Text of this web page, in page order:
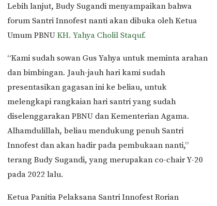
Lebih lanjut, Budy Sugandi menyampaikan bahwa
forum Santri Innofest nanti akan dibuka oleh Ketua
Umum PBNUKH. Yahya Cholil Staquf.
“Kami sudah sowan Gus Yahya untuk meminta arahan
dan bimbingan. Jauh-jauh hari kami sudah
presentasikan gagasan ini ke beliau, untuk
melengkapi rangkaian hari santri yang sudah
diselenggarakan PBNU dan Kementerian Agama.
Alhamdulillah, beliau mendukung penuh Santri
Innofest dan akan hadir pada pembukaan nanti,”
terang Budy Sugandi, yang merupakan co-chair Y-20
pada 2022 lalu.
Ketua Panitia Pelaksana Santri Innofest Rorian